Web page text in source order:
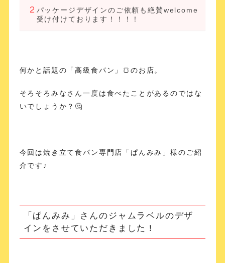
パッケージデザインのご依頼も絶賛welcome
受け付けております！！！！
何かと話題の「高級食パン」🍞のお店。
そろそろみなさん一度は食べたことがあるのではな
いでしょうか？🤔
今回は焼き立て食パン専門店「ぱんみみ」様のご紹
介です♪
「ぱんみみ」さんのジャムラベルのデザ
インをさせていただきました！